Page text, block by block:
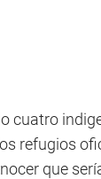
cuatro
refugios
que